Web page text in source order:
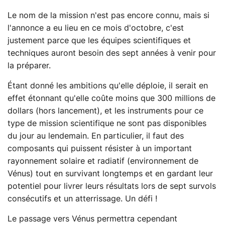
Le nom de la mission n'est pas encore connu, mais si
l'annonce a eu lieu en ce mois d'octobre, c'est
justement parce que les équipes scientifiques et
techniques auront besoin des sept années à venir pour
la préparer.
Étant donné les ambitions qu'elle déploie, il serait en
effet étonnant qu'elle coûte moins que 300 millions de
dollars (hors lancement), et les instruments pour ce
type de mission scientifique ne sont pas disponibles
du jour au lendemain. En particulier, il faut des
composants qui puissent résister à un important
rayonnement solaire et radiatif (environnement de
Vénus) tout en survivant longtemps et en gardant leur
potentiel pour livrer leurs résultats lors de sept survols
consécutifs et un atterrissage. Un défi !
Le passage vers Vénus permettra cependant